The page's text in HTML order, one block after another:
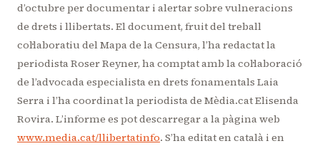
d’octubre per documentar i alertar sobre vulneracions
de drets i llibertats. El document, fruit del treball
col·laboratiu del Mapa de la Censura, l’ha redactat la
periodista Roser Reyner, ha comptat amb la col·laboració
de l’advocada especialista en drets fonamentals Laia
Serra i l’ha coordinat la periodista de Mèdia.cat Elisenda
Rovira. L’informe es pot descarregar a la pàgina web
www.media.cat/llibertatinfo. S’ha editat en català i en